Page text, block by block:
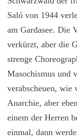
Saló von 1944
am Gardasee. Die
verkürzt, aber die
strenge
Masochismus und
verabscheuen, wie
Anarchie, aber
einem der Herren
einmal, dann